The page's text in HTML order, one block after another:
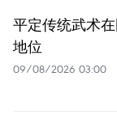
平定传统武术
地位
09/08/2026 03:00